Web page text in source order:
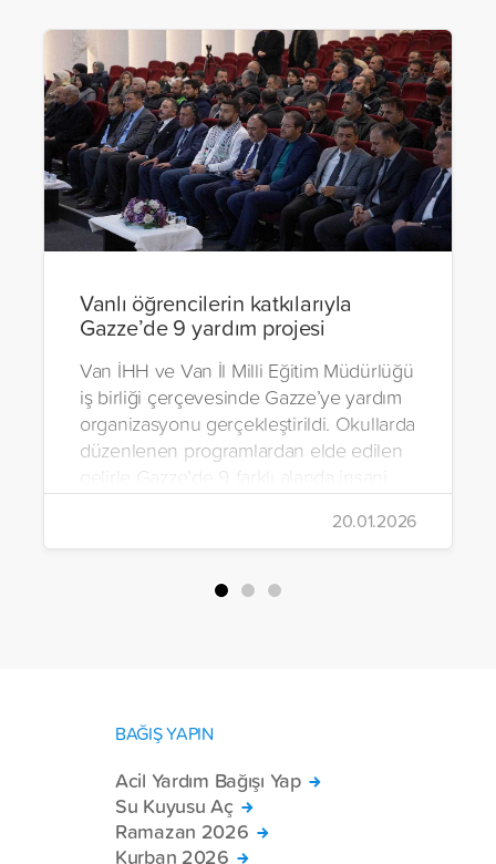
Vanlı öğrencilerin katkılarıyla
Gazze’de 9 yardım projesi
Van İHH ve Van İl Milli Eğitim Müdürlüğü
iş birliği çerçevesinde Gazze’ye yardım
organizasyonu gerçekleştirildi. Okullarda
düzenlenen programlardan elde edilen
gelirle Gazze’de 9 farklı alanda insani
yardım çalışmalarında bulunuldu.
20.01.2026
BAĞIŞ YAPIN
Acil Yardım Bağışı Yap
Su Kuyusu Aç
Ramazan 2026
Kurban 2026